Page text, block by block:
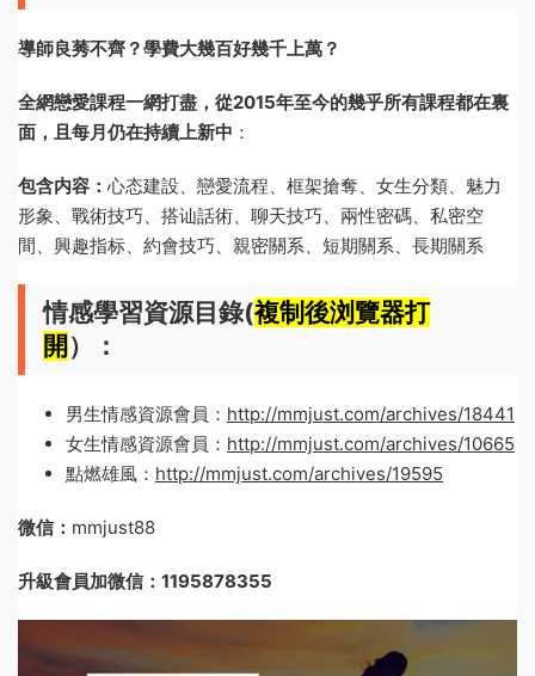
導師良莠不齊？學費大幾百好幾千上萬？
全網戀愛課程一網打盡，從2015年至今的幾乎所有課程都在裏
面，且每月仍在持續上新中 ：
包含内容： 心态建設、戀愛流程、框架搶奪、女生分類、魅力
形象、戰術技巧、搭讪話術、聊天技巧、兩性密碼、私密空
間、興趣指标、約會技巧、親密關系、短期關系、長期關系
情感學習資源目錄(複制後浏覽器打
開 ）：
男生情感資源會員： http://mmjust.com/archives/18441
女生情感資源會員： http://mmjust.com/archives/10665
點燃雄風： http://mmjust.com/archives/19595
微信： mmjust88
升級會員加微信：1195878355